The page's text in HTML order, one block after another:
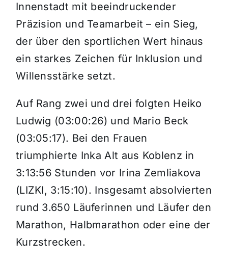
Innenstadt mit beeindruckender
Präzision und Teamarbeit – ein Sieg,
der über den sportlichen Wert hinaus
ein starkes Zeichen für Inklusion und
Willensstärke setzt.
Auf Rang zwei und drei folgten Heiko
Ludwig (03:00:26) und Mario Beck
(03:05:17). Bei den Frauen
triumphierte Inka Alt aus Koblenz in
3:13:56 Stunden vor Irina Zemliakova
(LIZKI, 3:15:10). Insgesamt absolvierten
rund 3.650 Läuferinnen und Läufer den
Marathon, Halbmarathon oder eine der
Kurzstrecken.